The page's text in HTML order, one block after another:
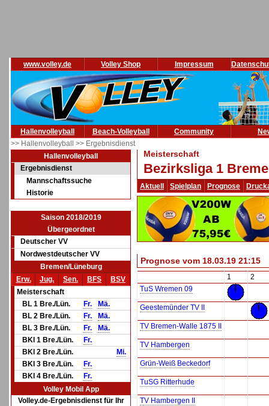
www.volley.de Volley Shop Impressum
Hallenvolleyball Beach-Volleyball Community
>> Hallenvolleyball >> Ergebnisdienst
Hallenvolleyball
Ergebnisdienst
Mannschaftssuche
Historie
Saison 2018/2019
Übergeordnet
Deutscher VV
Nordwestdeutscher VV
Bremen/Lüneburg
Erw.
Jug. Sen. BFS
BSV
Meisterschaft
BL 1 Bre./Lün.
Fr.
Mä.
BL 2 Bre./Lün.
Fr.
Mä.
BL 3 Bre./Lün.
Fr.
Mä.
BKl 1 Bre./Lün.
Fr.
BKl 2 Bre./Lün.
Mi.
BKl 3 Bre./Lün.
Fr.
BKl 4 Bre./Lün.
Fr.
Volley Mobil App
Volley.de-Ergebnisdienst für Ihr
Meisterschaft
Bezirksliga 1
Aktuell Spielplan Prognose
Prognose vom 18.03.19 21:15
1
2
TuS Wremen 09
Geestemünder TV II
TV Bremen-Walle 1875 II
TV Hambergen
Grün-Weiß Beckedorf
TuSG Ritterhude
TV Hambergen II